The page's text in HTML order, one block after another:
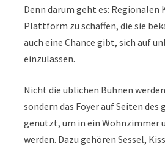
Denn darum geht es: Regionalen
Plattform zu schaffen, die sie
auch eine Chance gibt, sich auf
einzulassen.
Nicht die üblichen Bühnen
sondern das Foyer auf Seiten des
genutzt, um in ein Wohnzimmer
werden. Dazu gehören Sessel,